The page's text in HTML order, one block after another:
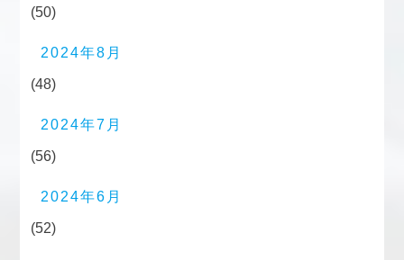
(50)
2024年8月
(48)
2024年7月
(56)
2024年6月
(52)